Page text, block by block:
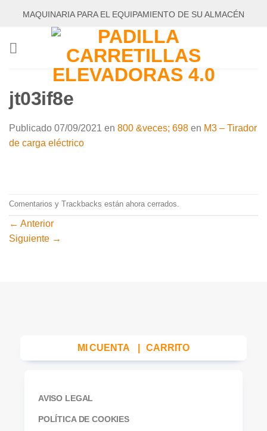
MAQUINARIA PARA EL EQUIPAMIENTO DE SU ALMACÉN
jt03if8e
Publicado 07/09/2021 en 800 &veces; 698 en M3 – Tirador
de carga eléctrico
Comentarios y Trackbacks están ahora cerrados.
← Anterior
Siguiente →
MI CUENTA CARRITO
AVISO LEGAL
POLÍTICA DE COOKIES